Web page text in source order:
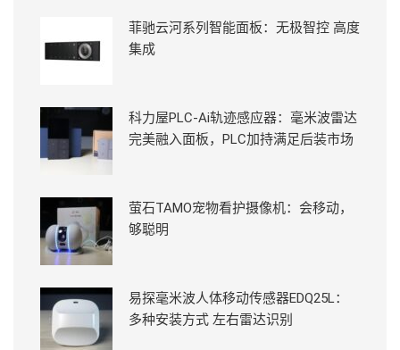
菲驰云河系列智能面板：无极智控 高度
集成
科力屋PLC-Ai轨迹感应器：毫米波雷达
完美融入面板，PLC加持满足后装市场
萤石TAMO宠物看护摄像机：会移动，
够聪明
易探毫米波人体移动传感器EDQ25L：
多种安装方式 左右雷达识别